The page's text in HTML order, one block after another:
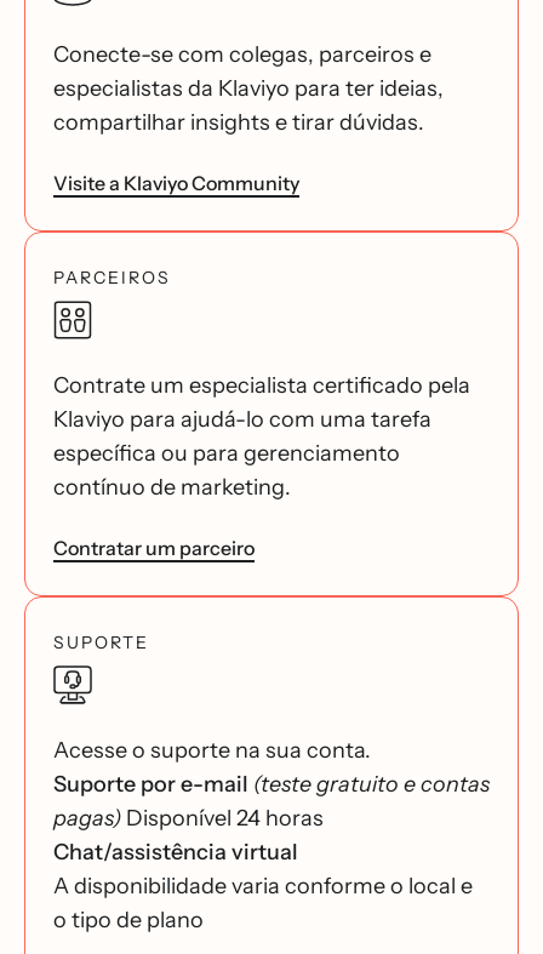
Conecte-se com colegas, parceiros e
especialistas da Klaviyo para ter ideias,
compartilhar insights e tirar dúvidas.
Visite a Klaviyo Community
PARCEIROS
Contrate um especialista certificado pela
Klaviyo para ajudá-lo com uma tarefa
específica ou para gerenciamento
contínuo de marketing.
Contratar um parceiro
SUPORTE
Acesse o suporte na sua conta.
Suporte por e-mail (teste gratuito e contas
pagas) Disponível 24 horas
Chat/assistência virtual
A disponibilidade varia conforme o local e
o tipo de plano